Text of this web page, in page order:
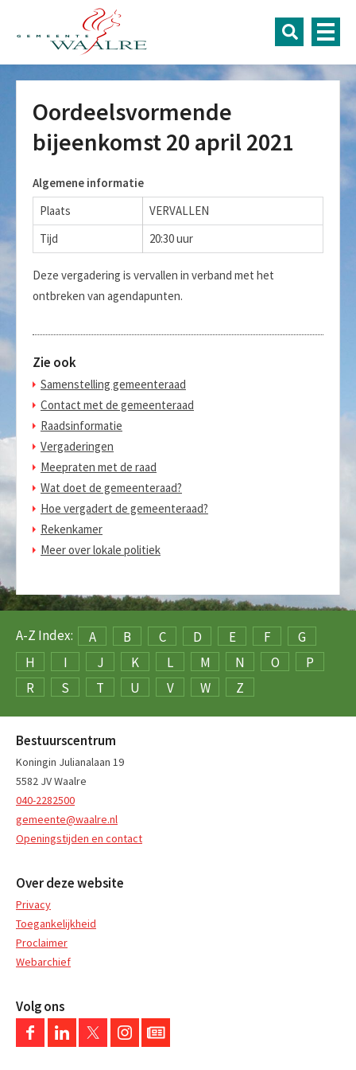
Oordeelsvormende
bijeenkomst 20 april 2021
Algemene informatie
Plaats
VERVALLEN
Tijd
20:30 uur
Deze vergadering is vervallen in verband met het
ontbreken van agendapunten.
Zie ook
Samenstelling gemeenteraad
Contact met de gemeenteraad
Raadsinformatie
Vergaderingen
Meepraten met de raad
Wat doet de gemeenteraad?
Hoe vergadert de gemeenteraad?
Rekenkamer
Meer over lokale politiek
A-Z Index: A B C D E F
G
H
I J K L M N O
P
R
S T U V W Z
Bestuurscentrum
Koningin Julianalaan 19
5582 JV Waalre
040-2282500
gemeente@waalre.nl
Openingstijden en contact
Over deze website
Privacy
Toegankelijkheid
Proclaimer
Webarchief
Volg ons